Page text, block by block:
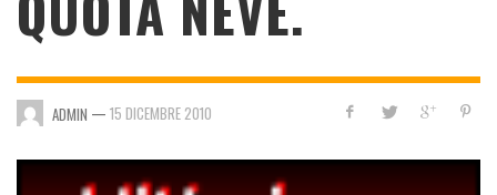
ADMIN — 15 DICEMBRE 2010